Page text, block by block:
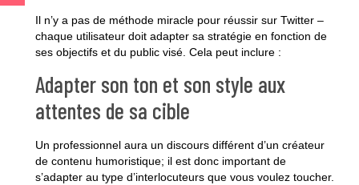
Il n’y a pas de méthode miracle pour réussir sur Twitter –
chaque utilisateur doit adapter sa stratégie en fonction de
ses objectifs et du public visé. Cela peut inclure :
Adapter son ton et son style aux
attentes de sa cible
Un professionnel aura un discours différent d’un créateur
de contenu humoristique; il est donc important de
s’adapter au type d’interlocuteurs que vous voulez toucher.